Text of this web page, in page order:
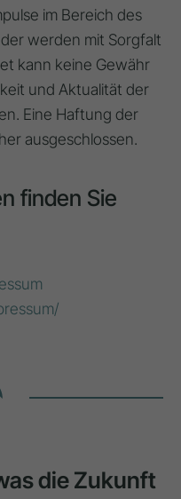
im Bereich des
werden mit Sorgfalt
kann keine Gewähr
und Aktualität der
Eine Haftung der
ausgeschlossen.
finden Sie
die Zukunft